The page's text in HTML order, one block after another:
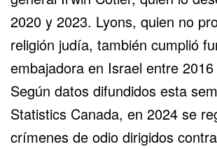
2020 y 2023. Lyons, quien no
religión judía, también cumplió
embajadora en Israel entre
Según datos difundidos esta
Statistics Canada, en 2024 se
crímenes de odio dirigidos